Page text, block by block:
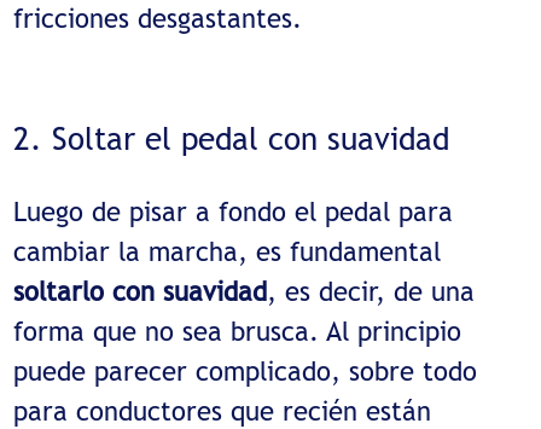
fricciones desgastantes.
2. Soltar el pedal con suavidad
Luego de pisar a fondo el pedal para
cambiar la marcha, es fundamental
soltarlo con suavidad, es decir, de una
forma que no sea brusca. Al principio
puede parecer complicado, sobre todo
para conductores que recién están